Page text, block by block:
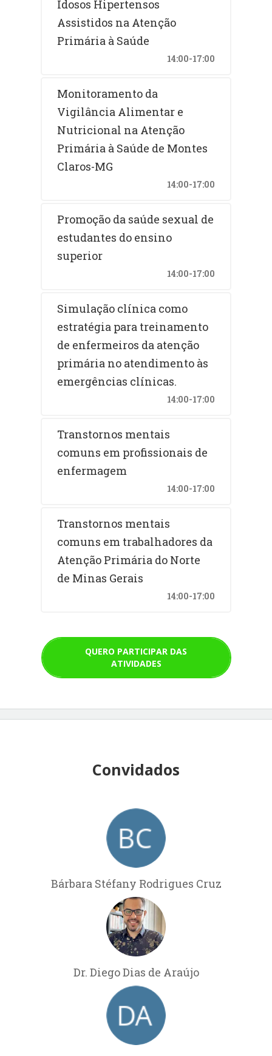
Idosos Hipertensos
Assistidos na Atenção
Primária à Saúde
14:00-17:00
Monitoramento da
Vigilância Alimentar e
Nutricional na Atenção
Primária à Saúde de Montes
Claros-MG
14:00-17:00
Promoção da saúde sexual de
estudantes do ensino
superior
14:00-17:00
Simulação clínica como
estratégia para treinamento
de enfermeiros da atenção
primária no atendimento às
emergências clínicas.
14:00-17:00
Transtornos mentais
comuns em profissionais de
enfermagem
14:00-17:00
Transtornos mentais
comuns em trabalhadores da
Atenção Primária do Norte
de Minas Gerais
14:00-17:00
QUERO PARTICIPAR DAS
ATIVIDADES
Convidados
Bárbara Stéfany Rodrigues Cruz
Dr. Diego Dias de Araújo